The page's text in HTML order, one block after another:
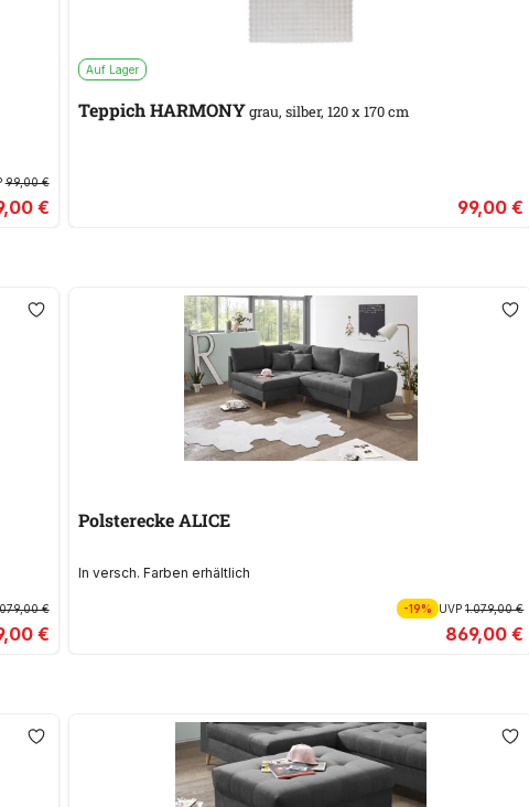
99,00 €
€
Auf Lager
Teppich HARMONYgrau, silber, 120 x 170 cm
99,00 €
€
€
Polsterecke ALICE
In versch. Farben erhältlich
-19% UVP1.079,00 €
869,00 €